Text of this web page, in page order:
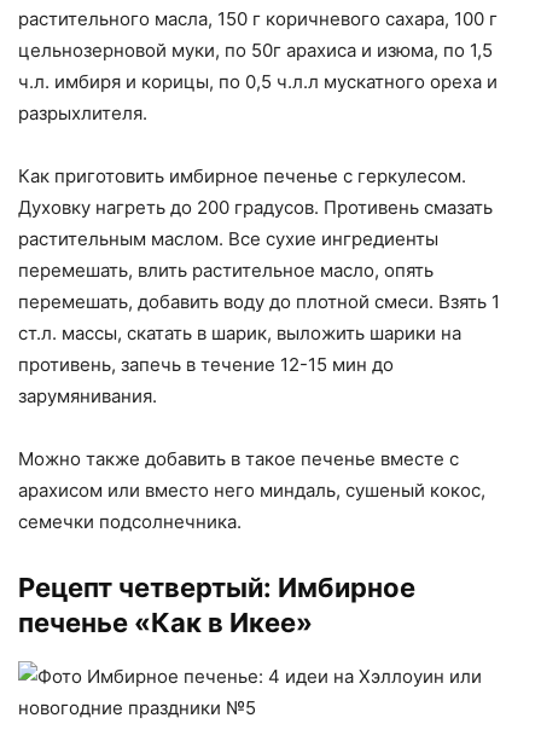
растительного масла, 150 г коричневого сахара, 100 г
цельнозерновой муки, по 50г арахиса и изюма, по 1,5
ч.л. имбиря и корицы, по 0,5 ч.л.л мускатного ореха и
разрыхлителя.
Как приготовить имбирное печенье с геркулесом.
Духовку нагреть до 200 градусов. Противень смазать
растительным маслом. Все сухие ингредиенты
перемешать, влить растительное масло, опять
перемешать, добавить воду до плотной смеси. Взять 1
ст.л. массы, скатать в шарик, выложить шарики на
противень, запечь в течение 12-15 мин до
зарумянивания.
Можно также добавить в такое печенье вместе с
арахисом или вместо него миндаль, сушеный кокос,
семечки подсолнечника.
Рецепт четвертый: Имбирное
печенье «Как в Икее»